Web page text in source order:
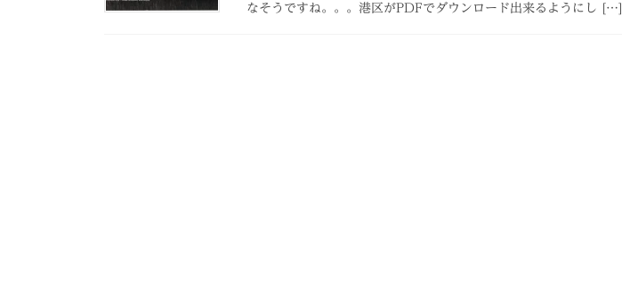
なそうですね。。。港区がPDFでダウンロード出来るようにし […]